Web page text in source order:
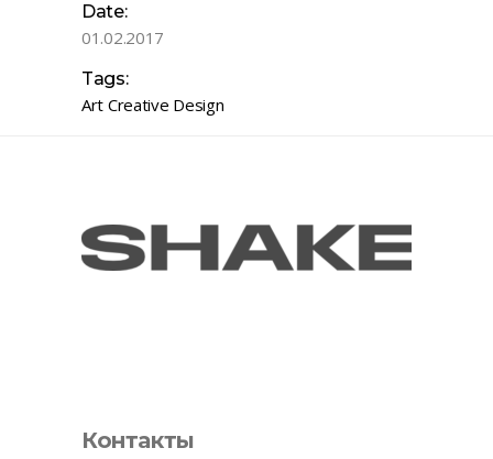
Date:
01.02.2017
Tags:
Art Creative Design
Контакты